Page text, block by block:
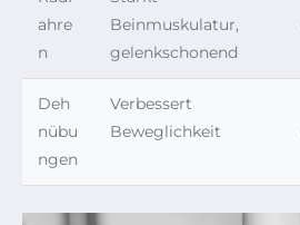
ahre
n
Beinmuskulatur,
gelenkschonend
Deh
nübu
ngen
Verbessert
Beweglichkeit